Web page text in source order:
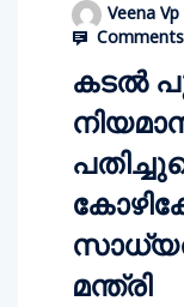
Veena Vp
കടല്‍
മന്ത്രി